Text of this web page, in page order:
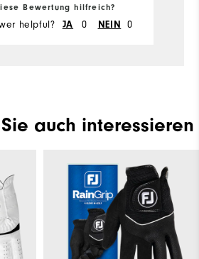
Bewertung hilfreich?
helpful? JA 0 NEIN 0
auch interessieren